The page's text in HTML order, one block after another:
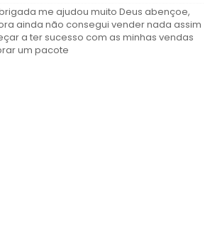
me ajudou muito Deus abençoe,
ainda não consegui vender nada assim
a ter sucesso com as minhas vendas
um pacote